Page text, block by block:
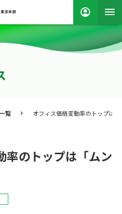
覧 オフィス価格変動率のトップは
率のトップは「ムン